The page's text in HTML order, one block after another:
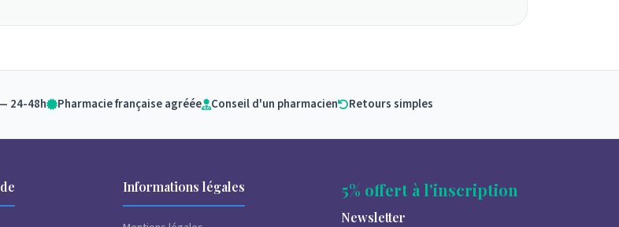
24-48h Pharmacie française agréée Conseil d'un pharmacien Retours simples
Informations légales 5% offert à l'inscription
Newsletter